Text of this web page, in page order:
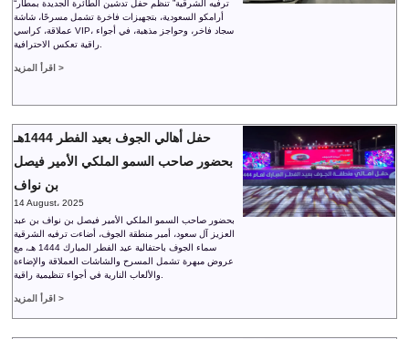
“ترفيه الشرقية” تنظم حفل تدشين الطائرة الجديدة بمطار
أرامكو السعودية، بتجهيزات فاخرة تشمل مسرحًا، شاشة
عملاقة، كراسي VIP، سجاد فاخر، وحواجز مذهبة، في أجواء
اقرأ المزيد >
حفل أهالي الجوف بعيد الفطر 1444هـ
بحضور صاحب السمو الملكي الأمير فيصل
بن نواف
14 August، 2025
بحضور صاحب السمو الملكي الأمير فيصل بن نواف بن عبد
العزيز آل سعود، أمير منطقة الجوف، أضاءت ترفيه الشرقية
سماء الجوف باحتفالية عيد الفطر المبارك 1444 هـ، مع
عروض مبهرة تشمل المسرح والشاشات العملاقة والإضاءة
اقرأ المزيد >